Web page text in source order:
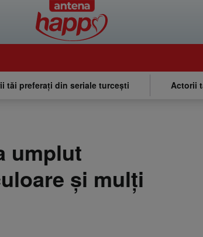
tăi preferați din seriale turcești Actorii
umplut
și mulți